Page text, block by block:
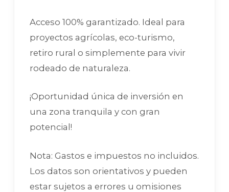
Acceso 100% garantizado. Ideal para
proyectos agrícolas, eco-turismo,
retiro rural o simplemente para vivir
rodeado de naturaleza.
¡Oportunidad única de inversión en
una zona tranquila y con gran
potencial!
Nota: Gastos e impuestos no incluidos.
Los datos son orientativos y pueden
estar sujetos a errores u omisiones